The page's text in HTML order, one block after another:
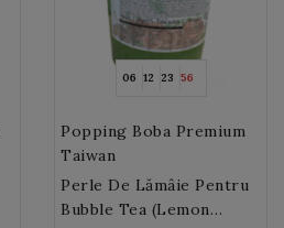
06 12 23 54
Popping Boba Premium
Taiwan
Perle De Lămâie Pentru
Bubble Tea (Lemon